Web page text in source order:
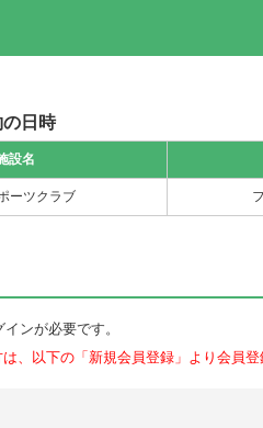
日時
設名
ーツクラブ
ンが必要です。
、以下の「新規会員登録」より会員登